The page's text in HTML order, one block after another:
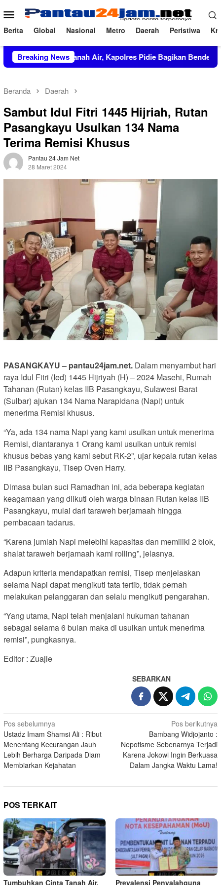
ke
konten
Menu
Mobile
Berita Global Nasional Metro Daerah Peristiwa
Breaking News
Cinta Tanah Air, Kapolres Pidie Bagikan Bendera Merah
Beranda Daerah
Sambut Idul Fitri 1445 Hijriah, Rutan
Pasangkayu Usulkan 134 Nama
Terima Remisi Khusus
Pantau 24 Jam Net
28 Maret 2024
PASANGKAYU – pantau24jam.net. Dalam menyambut hari
raya Idul Fitri (Ied) 1445 Hijriyah (H) – 2024 Masehi, Rumah
Tahanan (Rutan) kelas IIB Pasangkayu, Sulawesi Barat
(Sulbar) ajukan 134 Nama Narapidana (Napi) untuk
menerima Remisi khusus.
“Ya, ada 134 nama Napi yang kami usulkan untuk menerima
Remisi, diantaranya 1 Orang kami usulkan untuk remisi
khusus bebas yang kami sebut RK-2”, ujar kepala rutan kelas
IIB Pasangkayu, Tisep Oven Harry.
Dimasa bulan suci Ramadhan ini, ada beberapa kegiatan
keagamaan yang diikuti oleh warga binaan Rutan kelas IIB
Pasangkayu, mulai dari taraweh berjamaah hingga
pembacaan tadarus.
“Karena jumlah Napi melebihi kapasitas dan memiliki 2 blok,
shalat taraweh berjamaah kami rolling”, jelasnya.
Adapun kriteria mendapatkan remisi, Tisep menjelaskan
selama Napi dapat mengikuti tata tertib, tidak pernah
melakukan pelanggaran dan selalu mengikuti pengarahan.
“Yang utama, Napi telah menjalani hukuman tahanan
sebagai selama 6 bulan maka di usulkan untuk menerima
remisi”, pungkasnya.
Editor : Zuajie
SEBARKAN
Navigasi
pos
Pos sebelumnya
Ustadz Imam Shamsi Ali : Ribut
Menentang Kecurangan Jauh
Lebih Berharga Daripada Diam
Membiarkan Kejahatan
Pos berikutnya
Bambang Widjojanto :
Nepotisme Sebenarnya Terjadi
Karena Jokowi Ingin Berkuasa
Dalam Jangka Waktu Lama!
POS TERKAIT
Tumbuhkan Cinta Tanah Air, Prevalensi Penyalahguna